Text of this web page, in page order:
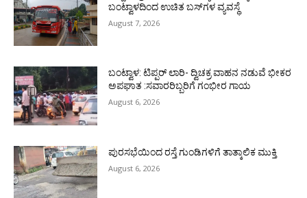
ಬಂಟ್ವಾಳದಿಂದ ಉಚಿತ ಬಸ್‌ಗಳ ವ್ಯವಸ್ಥೆ
August 7, 2026
ಬಂಟ್ವಾಳ: ಟಿಪ್ಪರ್ ಲಾರಿ- ದ್ವಿಚಕ್ರ ವಾಹನ ನಡುವೆ ಭೀಕರ
ಅಪಘಾತ :ಸವಾರರಿಬ್ಬರಿಗೆ ಗಂಭೀರ ಗಾಯ
August 6, 2026
ಪುರಸಭೆಯಿಂದ ರಸ್ತೆ ಗುಂಡಿಗಳಿಗೆ ತಾತ್ಕಾಲಿಕ ಮುಕ್ತಿ
August 6, 2026